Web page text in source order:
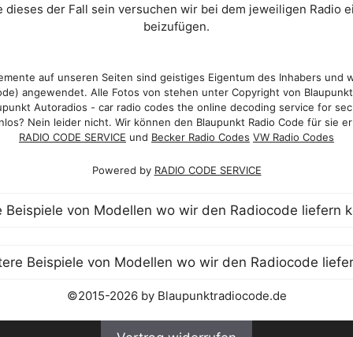
der Fall sein versuchen wir bei dem jeweiligen Radio
beizufügen.
auf unseren Seiten sind geistiges Eigentum des Inhabers und
angewendet. Alle Fotos von stehen unter Copyright von
Autoradios - car radio codes the online decoding service for
Nein leider nicht. Wir können den Blaupunkt Radio Code für sie
RADIO CODE SERVICE und Becker Radio Codes VW Radio Codes
Powered by RADIO CODE SERVICE
©2015-2026 by Blaupunktradiocode.de